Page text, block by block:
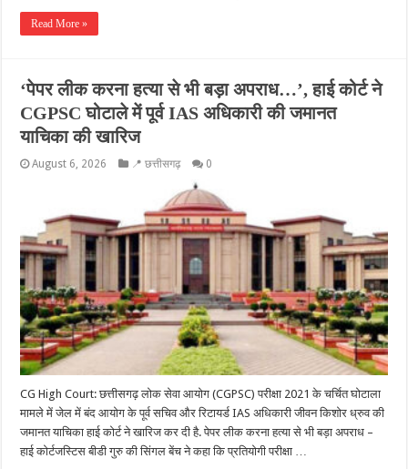
Read More »
‘पेपर लीक करना हत्या से भी बड़ा अपराध…’, हाई कोर्ट ने
CGPSC घोटाले में पूर्व IAS अधिकारी की जमानत
याचिका की खारिज
August 6, 2026 📍 छत्तीसगढ़ 0
CG High Court: छत्तीसगढ़ लोक सेवा आयोग (CGPSC) परीक्षा 2021 के चर्चित घोटाला
मामले में जेल में बंद आयोग के पूर्व सचिव और रिटायर्ड IAS अधिकारी जीवन किशोर ध्रुव की
जमानत याचिका हाई कोर्ट ने खारिज कर दी है. पेपर लीक करना हत्या से भी बड़ा अपराध –
हाई कोर्टजस्टिस बीडी गुरु की सिंगल बेंच ने कहा कि प्रतियोगी परीक्षा …